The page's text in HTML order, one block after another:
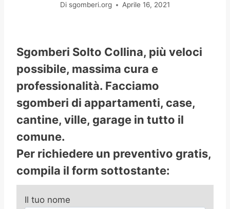
Di sgomberi.org Aprile 16, 2021
Sgomberi Solto Collina, più veloci
possibile, massima cura e
professionalità. Facciamo
sgomberi di appartamenti, case,
cantine, ville, garage in tutto il
comune.
Per richiedere un preventivo gratis,
compila il form sottostante:
Il tuo nome